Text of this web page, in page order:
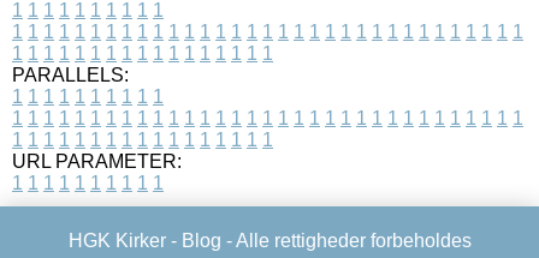
1 1 1 1 1 1 1 1 1 1
1 1 1 1 1 1 1 1 1 1 1 1 1 1 1 1 1 1 1 1 1 1 1 1 1 1 1 1 1 1 1 1 1
1 1 1 1 1 1 1 1 1 1 1 1 1 1 1 1 1
PARALLELS:
1 1 1 1 1 1 1 1 1 1
1 1 1 1 1 1 1 1 1 1 1 1 1 1 1 1 1 1 1 1 1 1 1 1 1 1 1 1 1 1 1 1 1
1 1 1 1 1 1 1 1 1 1 1 1 1 1 1 1 1
URL PARAMETER:
1 1 1 1 1 1 1 1 1 1
HGK Kirker - Blog - Alle rettigheder forbeholdes